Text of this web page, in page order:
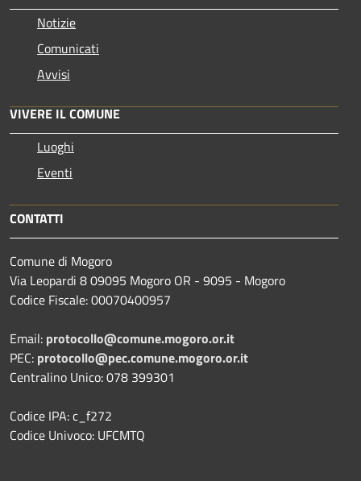
Notizie
Comunicati
Avvisi
VIVERE IL COMUNE
Luoghi
Eventi
CONTATTI
Comune di Mogoro
Via Leopardi 8 09095 Mogoro OR - 9095 - Mogoro
Codice Fiscale: 00070400957
Email: protocollo@comune.mogoro.or.it
PEC: protocollo@pec.comune.mogoro.or.it
Centralino Unico: 078 399301
Codice IPA: c_f272
Codice Univoco: UFCMTQ